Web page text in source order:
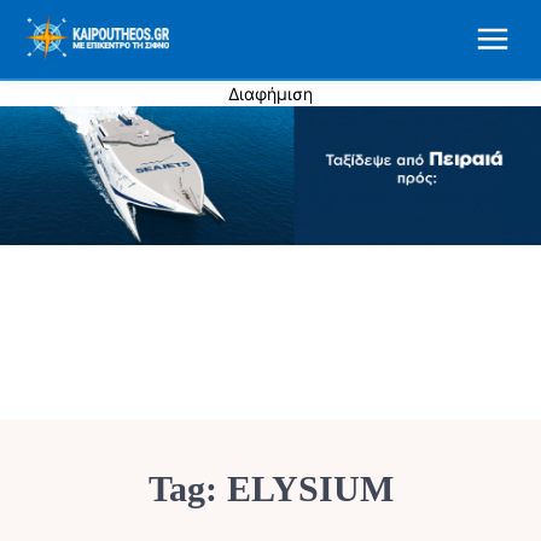
Διαφήμιση
Tag: ELYSIUM